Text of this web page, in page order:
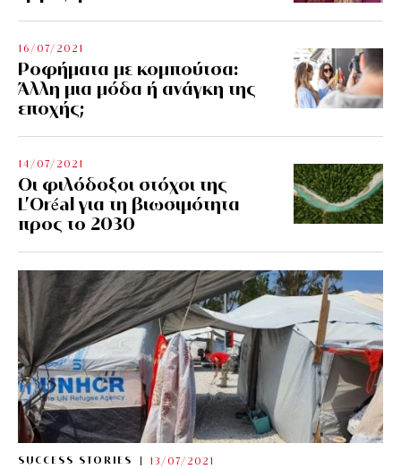
16/07/2021
Ροφήματα με κομπούτσα:
Άλλη μια μόδα ή ανάγκη της
εποχής;
14/07/2021
Οι φιλόδοξοι στόχοι της
L’Oréal για τη βιωσιμότητα
προς το 2030
SUCCESS STORIES 13/07/2021